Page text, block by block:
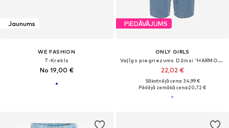
Jaunums
WE FASHION
T-Krekls
No 19,00 €
PIEDĀVĀJUMS
ONLY GIRLS
Vaļīgs piegriezums Džinsi 'HARMONY'
22,02 €
Sākotnējā cena: 34,99 €
Pēdējā zemākā cena:20,72 €